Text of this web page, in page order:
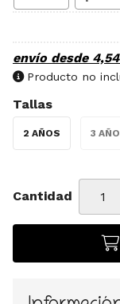
envío desde 4,54
Producto no
Tallas
2 AÑOS 3
Cantidad